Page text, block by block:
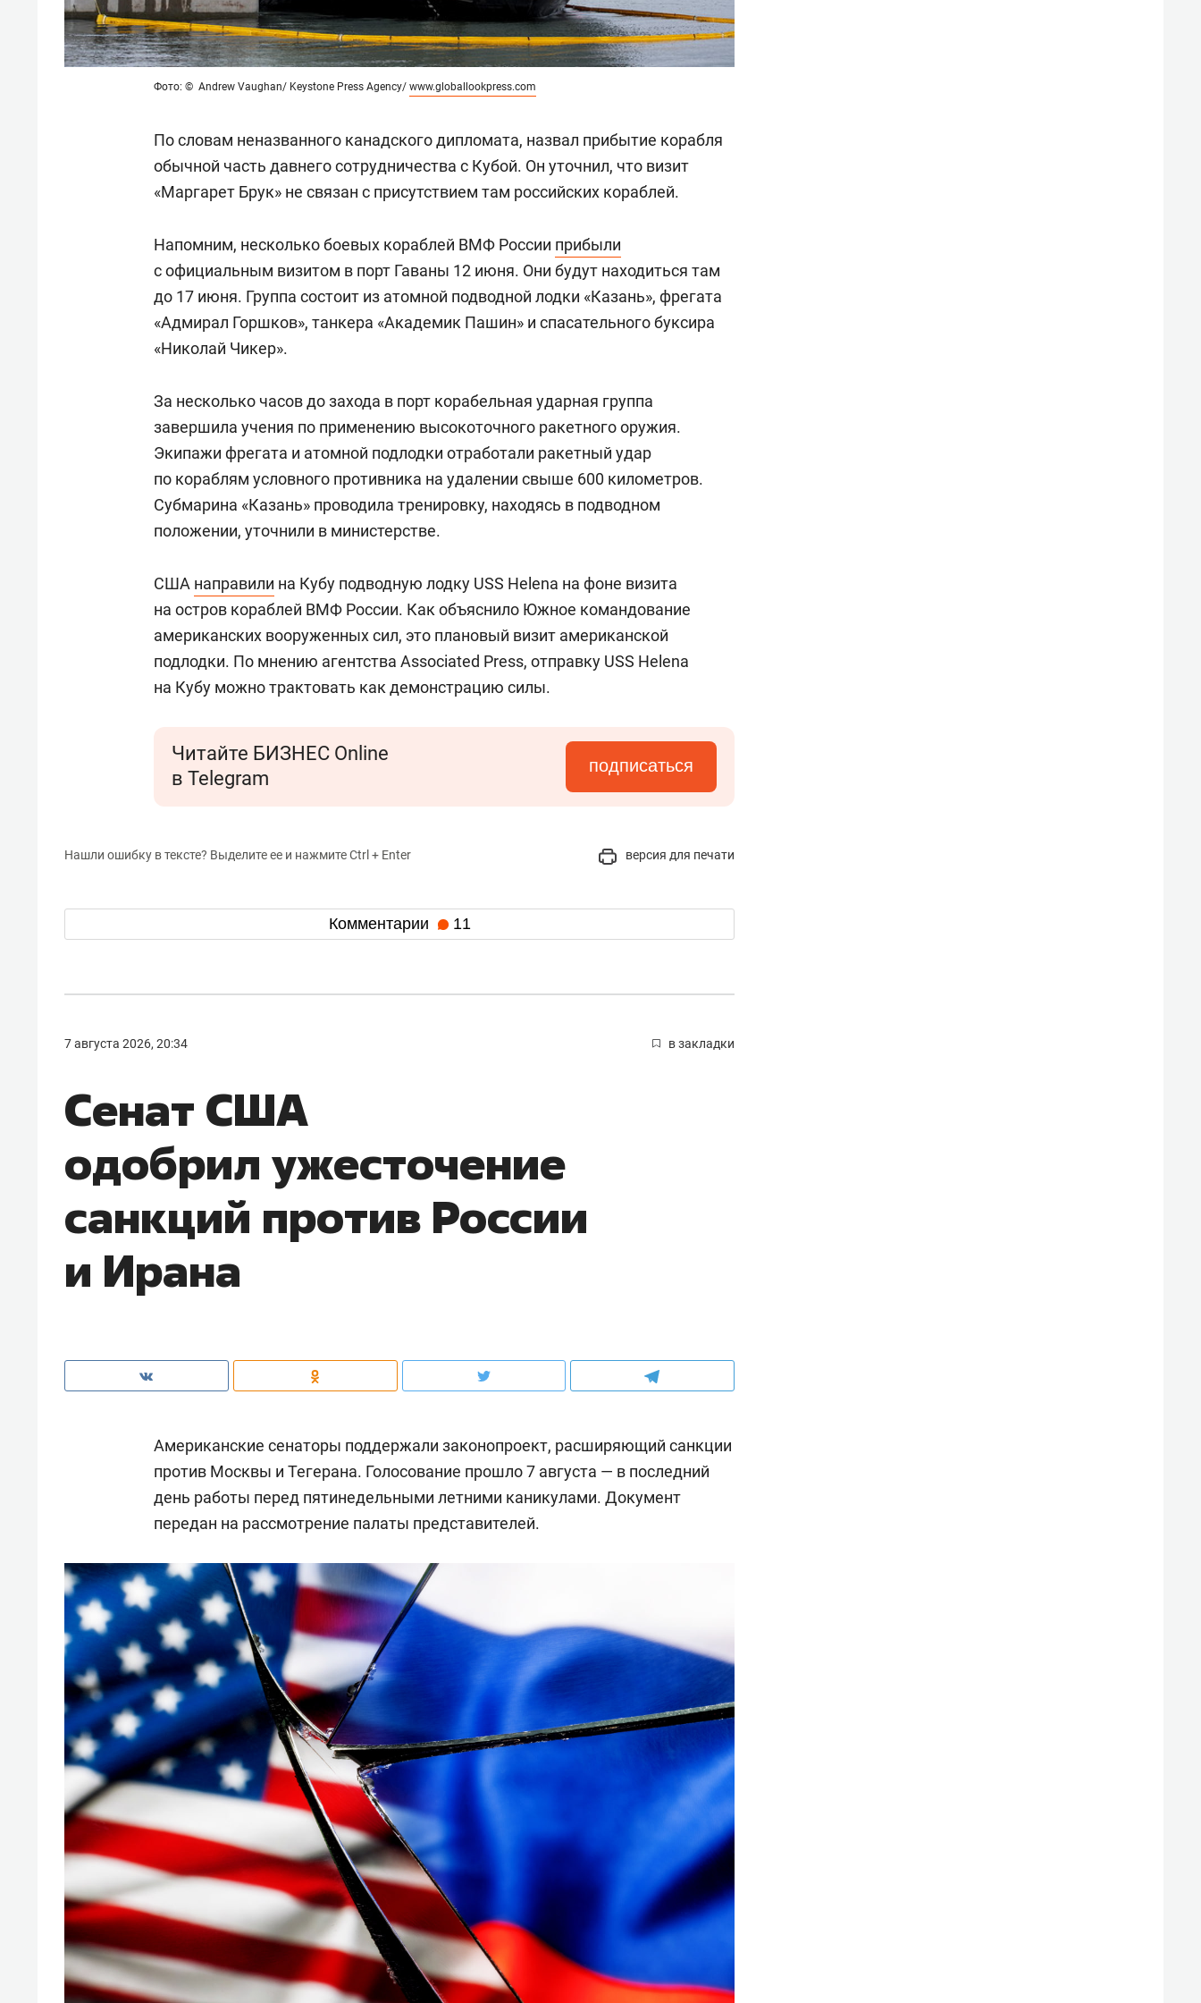
Фото: © Andrew Vaughan/ Keystone Press Agency/ www.globallookpress.com
По словам неназванного канадского дипломата, назвал прибытие корабля
обычной часть давнего сотрудничества с Кубой. Он уточнил, что визит
«Маргарет Брук» не связан с присутствием там российских кораблей.
Напомним, несколько боевых кораблей ВМФ России прибыли
с официальным визитом в порт Гаваны 12 июня. Они будут находиться там
до 17 июня. Группа состоит из атомной подводной лодки «Казань», фрегата
«Адмирал Горшков», танкера «Академик Пашин» и спасательного буксира
«Николай Чикер».
За несколько часов до захода в порт корабельная ударная группа
завершила учения по применению высокоточного ракетного оружия.
Экипажи фрегата и атомной подлодки отработали ракетный удар
по кораблям условного противника на удалении свыше 600 километров.
Субмарина «Казань» проводила тренировку, находясь в подводном
положении, уточнили в министерстве.
США направили на Кубу подводную лодку USS Helena на фоне визита
на остров кораблей ВМФ России. Как объяснило Южное командование
американских вооруженных сил, это плановый визит американской
подлодки. По мнению агентства Associated Press, отправку USS Helena
на Кубу можно трактовать как демонстрацию силы.
Читайте БИЗНЕС Online
в Telegram
подписаться
Нашли ошибку в тексте? Выделите ее и нажмите Ctrl + Enter версия для печати
Комментарии 11
7 августа 2026, 20:34 в закладки
Сенат США
одобрил ужесточение
санкций против России
и Ирана
Американские сенаторы поддержали законопроект, расширяющий санкции
против Москвы и Тегерана. Голосование прошло 7 августа — в последний
день работы перед пятинедельными летними каникулами. Документ
передан на рассмотрение палаты представителей.